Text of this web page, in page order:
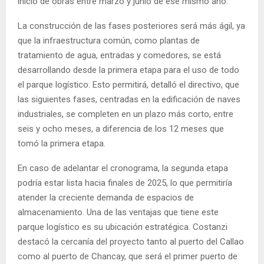
La construcción de las fases posteriores será más ágil, ya
que la infraestructura común, como plantas de
tratamiento de agua, entradas y comedores, se está
desarrollando desde la primera etapa para el uso de todo
el parque logístico. Esto permitirá, detalló el directivo, que
las siguientes fases, centradas en la edificación de naves
industriales, se completen en un plazo más corto, entre
seis y ocho meses, a diferencia de los 12 meses que
tomó la primera etapa.
En caso de adelantar el cronograma, la segunda etapa
podría estar lista hacia finales de 2025, lo que permitiría
atender la creciente demanda de espacios de
almacenamiento. Una de las ventajas que tiene este
parque logístico es su ubicación estratégica. Costanzi
destacó la cercanía del proyecto tanto al puerto del Callao
como al puerto de Chancay, que será el primer puerto de